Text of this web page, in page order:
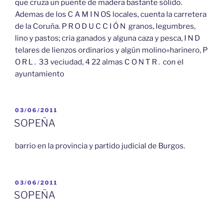
que cruza un puente de madera bastante sólido.
Ademas de los C A M I N OS locales, cuenta la carretera
de la Coruña. P R O D U C C I Ó N granos, legumbres,
lino y pastos; cria ganados y alguna caza y pesca, I N D
telares de lienzos ordinarios y algún molino»harinero, P
O R L . 33 veciudad, 4 22 almas C O N T R . con el
ayuntamiento
PUBLICADO
EL
03/06/2011
SOPEÑA
barrio en la provincia y partido judicial de Burgos.
PUBLICADO
EL
03/06/2011
SOPEÑA